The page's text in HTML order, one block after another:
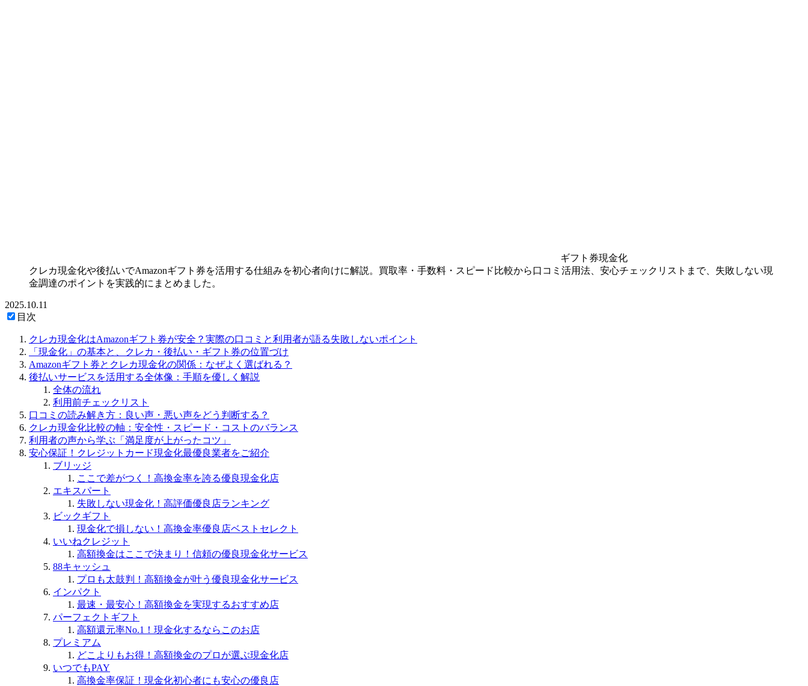
ギフト券現金化
クレカ現金化や後払いでAmazonギフト券を活用する仕組みを初心者向けに解説。買取率・手数料・スピード比較から口コミ活用法、安心チェックリストまで、失敗しない現
金調達のポイントを実践的にまとめました。
2025.10.11
目次
クレカ現金化はAmazonギフト券が安全？実際の口コミと利用者が語る失敗しないポイント
「現金化」の基本と、クレカ・後払い・ギフト券の位置づけ
Amazonギフト券とクレカ現金化の関係：なぜよく選ばれる？
後払いサービスを活用する全体像：手順を優しく解説
全体の流れ
利用前チェックリスト
口コミの読み解き方：良い声・悪い声をどう判断する？
クレカ現金化比較の軸：安全性・スピード・コストのバランス
利用者の声から学ぶ「満足度が上がったコツ」
安心保証！クレジットカード現金化最優良業者をご紹介
ブリッジ
ここで差がつく！高換金率を誇る優良現金化店
エキスパート
失敗しない現金化！高評価優良店ランキング
ビックギフト
現金化で損しない！高換金率優良店ベストセレクト
いいねクレジット
高額換金はここで決まり！信頼の優良現金化サービス
88キャッシュ
プロも太鼓判！高額換金が叶う優良現金化サービス
インパクト
最速・最安心！高額換金を実現するおすすめ店
パーフェクトギフト
高額還元率No.1！現金化するならこのお店
プレミアム
どこよりもお得！高額換金のプロが選ぶ現金化店
いつでもPAY
高換金率保証！現金化初心者にも安心の優良店